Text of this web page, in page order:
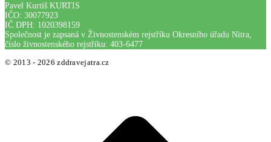
Pavel Kurtiš KURTIS
IČO: 30077923
IČ DPH: 1020398159
Společnost je zapsaná v Živnostenském rejstříku Okresního úřadu Nitra,
číslo živnostenského rejstříku: 403-6477
© 2013 - 2026 zddravejatra.cz